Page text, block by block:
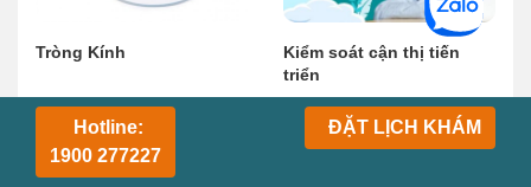
Tròng Kính
Kiểm soát cận thị tiến
triển
Hotline:
1900 277227
ĐẶT LỊCH KHÁM